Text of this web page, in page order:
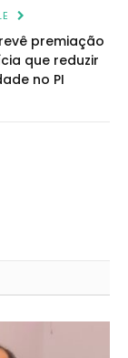
premiação
que reduzir
no PI